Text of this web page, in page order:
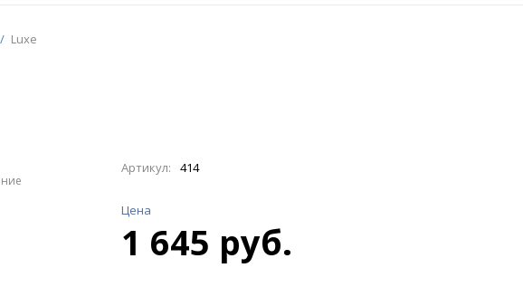
/ Luxe
Артикул: 414
Цена
1 645 руб.